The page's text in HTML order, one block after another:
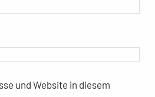
und Website in diesem